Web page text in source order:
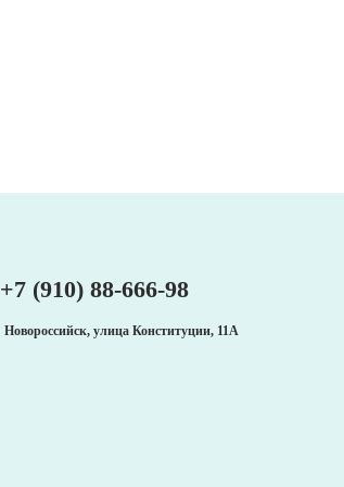
+7 (910) 88-666-98
Новороссийск, улица Конституции, 11А